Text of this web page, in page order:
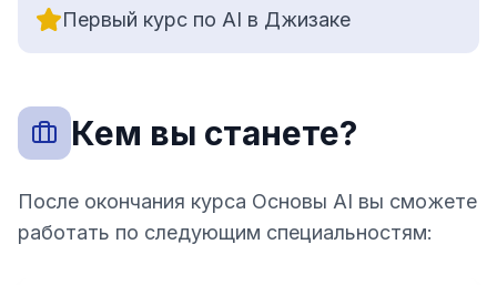
Первый курс по AI в Джизаке
Кем вы станете?
После окончания курса Основы AI вы сможете
работать по следующим специальностям: